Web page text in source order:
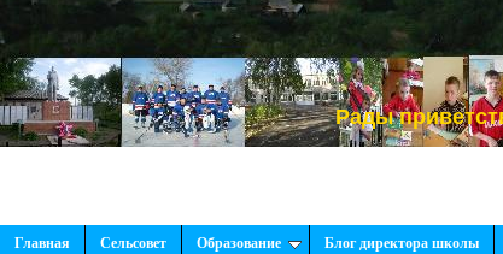
Рады
Главная Сельсовет Образование Блог директора школы